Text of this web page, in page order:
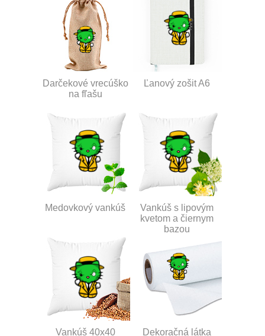
Darčekové vrecúško
na fľašu
Ľanový zošit A6
Medovkový vankúš
Vankúš s lipovým
kvetom a čiernym
bazou
Vankúš 40x40
Dekoračná látka